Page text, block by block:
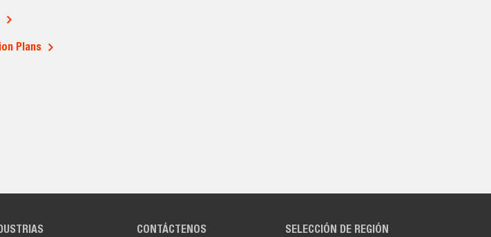
Plans
SELECCIÓN DE REGIÓN
CONTÁCTENOS